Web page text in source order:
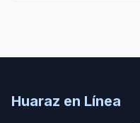
Huaraz en Línea